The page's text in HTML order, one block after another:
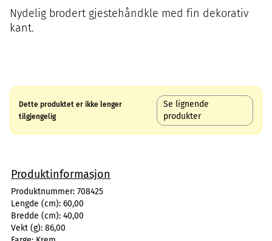
Nydelig brodert gjestehåndkle med fin dekorativ
kant.
Dette produktet er ikke lenger
tilgjengelig
Se lignende
produkter
Produktinformasjon
Produktnummer: 708425
Lengde (cm): 60,00
Bredde (cm): 40,00
Vekt (g): 86,00